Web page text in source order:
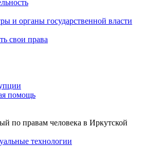
и органы государственной власти
свои права
помощь
по правам человека в Иркутской
технологии